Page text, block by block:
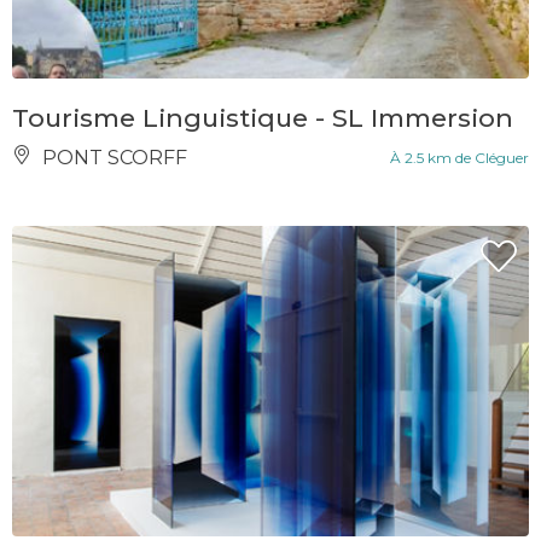
Tourisme Linguistique - SL Immersion
PONT SCORFF À 2.5 km de Cléguer